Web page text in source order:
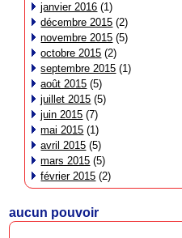
janvier 2016 (1)
décembre 2015 (2)
novembre 2015 (5)
octobre 2015 (2)
septembre 2015 (1)
août 2015 (5)
juillet 2015 (5)
juin 2015 (7)
mai 2015 (1)
avril 2015 (5)
mars 2015 (5)
février 2015 (2)
aucun pouvoir